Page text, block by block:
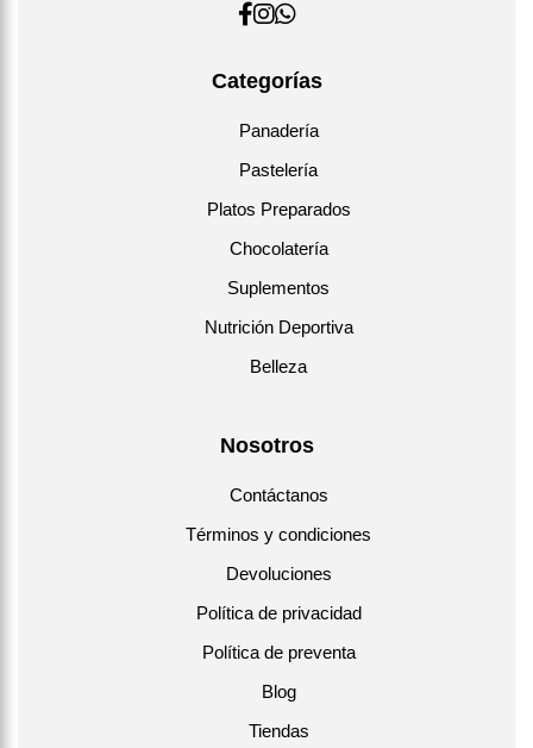
Categorías
Panadería
Pastelería
Platos Preparados
Chocolatería
Suplementos
Nutrición Deportiva
Belleza
Nosotros
Contáctanos
Términos y condiciones
Devoluciones
Política de privacidad
Política de preventa
Blog
Tiendas